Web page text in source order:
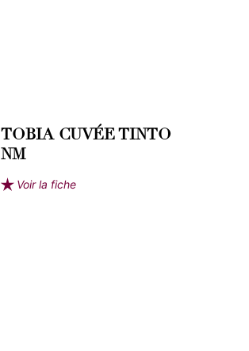
TOBIA CUVÉE TINTO
NM
Voir la fiche